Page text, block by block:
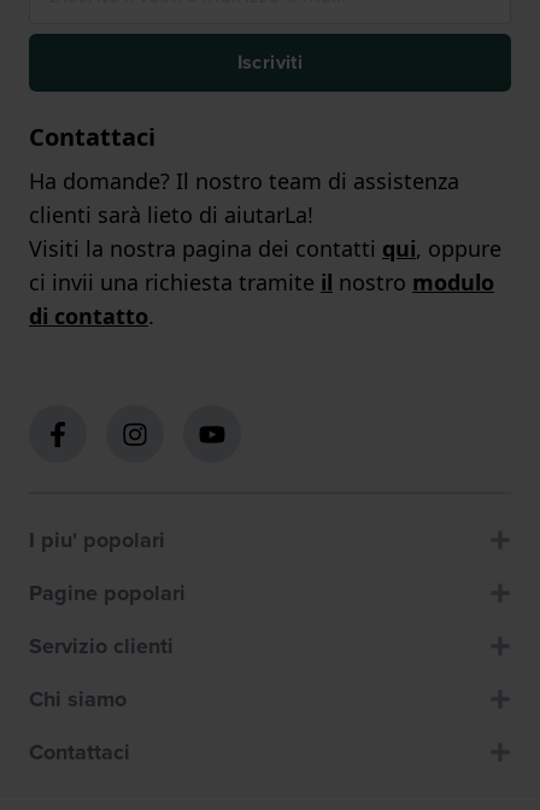
Iscriviti
Contattaci
Ha domande? Il nostro team di assistenza
clienti sarà lieto di aiutarLa!
Visiti la nostra pagina dei contatti qui, oppure
ci invii una richiesta tramite il nostro modulo
di contatto.
I piu' popolari
Pagine popolari
Servizio clienti
Chi siamo
Contattaci